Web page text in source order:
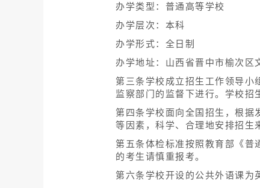
办学类型：普通高等学校
办学层次：本科
办学形式：全日制
办学地址：山西省晋中市榆次区
第三条学校成立招生工作领导
监察部门的监督下进行。学校招
第四条学校面向全国招生，根
等因素，科学、合理地安排招生
第五条体检标准按照教育部《
的考生请慎重报考。
第六条学校开设的公共外语课为